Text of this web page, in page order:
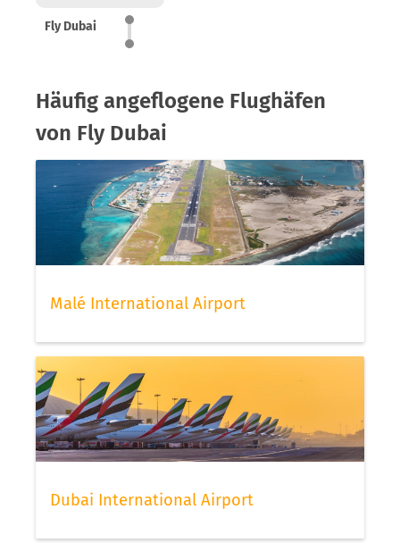
Fly Dubai
Häufig angeflogene Flughäfen
von Fly Dubai
Malé International Airport
Dubai International Airport